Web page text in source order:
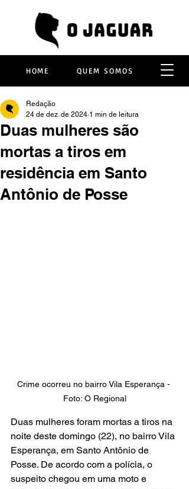
HOME QUEM SOMOS
Duas mulheres são
mortas a tiros em
residência em Santo
Antônio de Posse
Redação
24 de dez. de 2024 1 min de leitura
Crime ocorreu no bairro Vila Esperança -
Foto: O Regional
Duas mulheres foram mortas a tiros na
noite deste domingo (22), no bairro Vila
Esperança, em Santo Antônio de
Posse. De acordo com a polícia, o
suspeito chegou em uma moto e